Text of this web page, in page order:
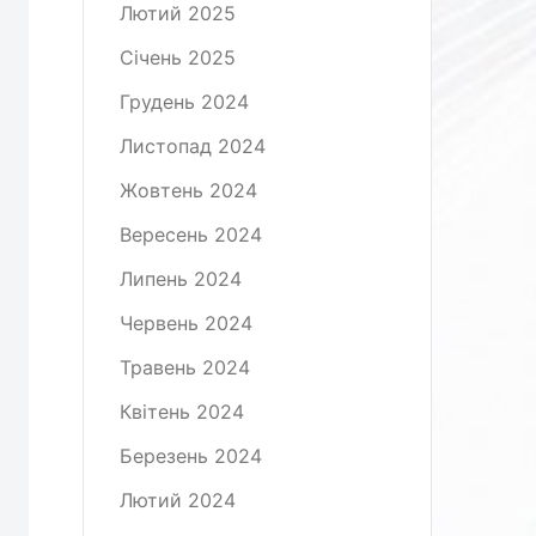
Лютий 2025
Січень 2025
Грудень 2024
Листопад 2024
Жовтень 2024
Вересень 2024
Липень 2024
Червень 2024
Травень 2024
Квітень 2024
Березень 2024
Лютий 2024